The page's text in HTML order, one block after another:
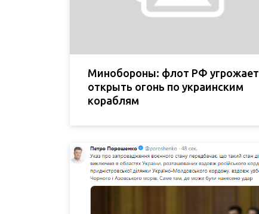
Минобороны: флот РФ угрожает
открыть огонь по украинским
кораблям